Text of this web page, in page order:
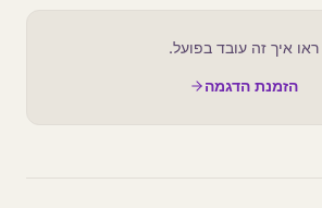
ראו איך זה עובד בפועל.
הזמנת הדגמה